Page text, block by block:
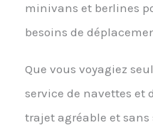
minivans et berlines
besoins de
Que vous voyagiez
service de navettes et
trajet agréable et sans